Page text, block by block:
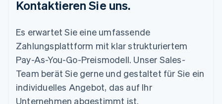
Kontaktieren Sie uns.
Es erwartet Sie eine umfassende
Zahlungsplattform mit klar strukturiertem
Pay-As-You-Go-Preismodell. Unser Sales-
Team berät Sie gerne und gestaltet für Sie ein
individuelles Angebot, das auf Ihr
Unternehmen abgestimmt ist.
EspañolEnglish
English
NederlandsEnglish
Norwegen
English
Österreich
Deutsch English
Polen